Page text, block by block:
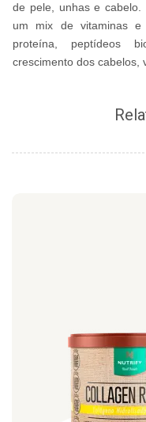
de pele, unhas e cabelo.
um mix de vitaminas e
proteína, peptídeos
crescimento dos cabelos,